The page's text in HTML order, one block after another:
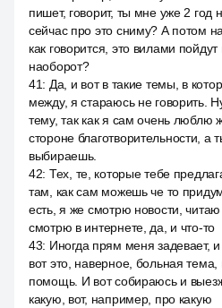
пишет, говорит, ты мне уже 2 год
сейчас про это сниму? А потом
как говорится, это вилами
наоборот?
41: Да, и вот в такие темы, в
между, я стараюсь не говорить.
тему, так как я сам очень люблю
стороне благотворительности, а
выбираешь.
42: Тех, те, которые тебе
там, как сам можешь че то
есть, я же смотрю новости,
смотрю в интернете, да, и что-то
43: Иногда прям меня задевает,
вот это, наверное, больная
помощь. И вот собираюсь и
какую, вот, например, про какую